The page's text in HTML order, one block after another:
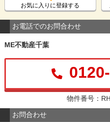
お気に入りに登録する
お電話でのお問合わせ
ME不動産千葉
物件番号：
お問合わせ